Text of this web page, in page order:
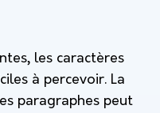
les caractères
à percevoir. La
paragraphes peut